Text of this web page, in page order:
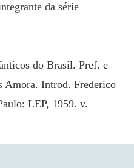
da série
do Brasil. Pref. e
Amora. Introd. Frederico